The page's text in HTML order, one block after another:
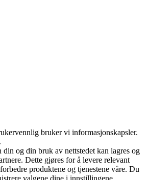
bruker vi informasjonskapsler.
din og din bruk av nettstedet kan lagres og
Dette gjøres for å levere relevant
produktene og tjenestene våre. Du